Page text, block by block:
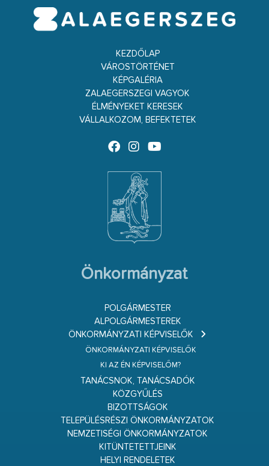
KEZDŐLAP
VÁROSTÖRTÉNET
KÉPGALÉRIA
ZALAEGERSZEGI VAGYOK
ÉLMÉNYEKET KERESEK
VÁLLALKOZOM, BEFEKTETEK
Önkormányzat
POLGÁRMESTER
ALPOLGÁRMESTEREK
ÖNKORMÁNYZATI KÉPVISELŐK
ÖNKORMÁNYZATI KÉPVISELŐK
KI AZ ÉN KÉPVISELŐM?
TANÁCSNOK, TANÁCSADÓK
KÖZGYŰLÉS
BIZOTTSÁGOK
TELEPÜLÉSRÉSZI ÖNKORMÁNYZATOK
NEMZETISÉGI ÖNKORMÁNYZATOK
KITÜNTETETTJEINK
HELYI RENDELETEK